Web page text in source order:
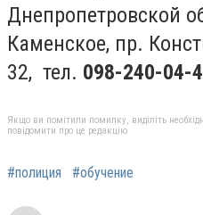
Днепропетровской
Каменское, пр.
32, тел. 098-240-04-
Якщо ви помітили помилку, виділіть
повідомити про це редакцію
#полиция #обучение